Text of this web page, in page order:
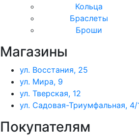
Кольца
Браслеты
Броши
Магазины
ул. Восстания, 25
ул. Мира, 9
ул. Тверская, 12
ул. Садовая-Триумфальная, 4/
Покупателям